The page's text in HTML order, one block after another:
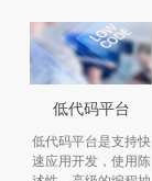
低代码平台
低代码平台是支持快
速应用开发，使用陈